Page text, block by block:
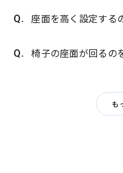
座面を高く設定する
椅子の座面が回るの
も